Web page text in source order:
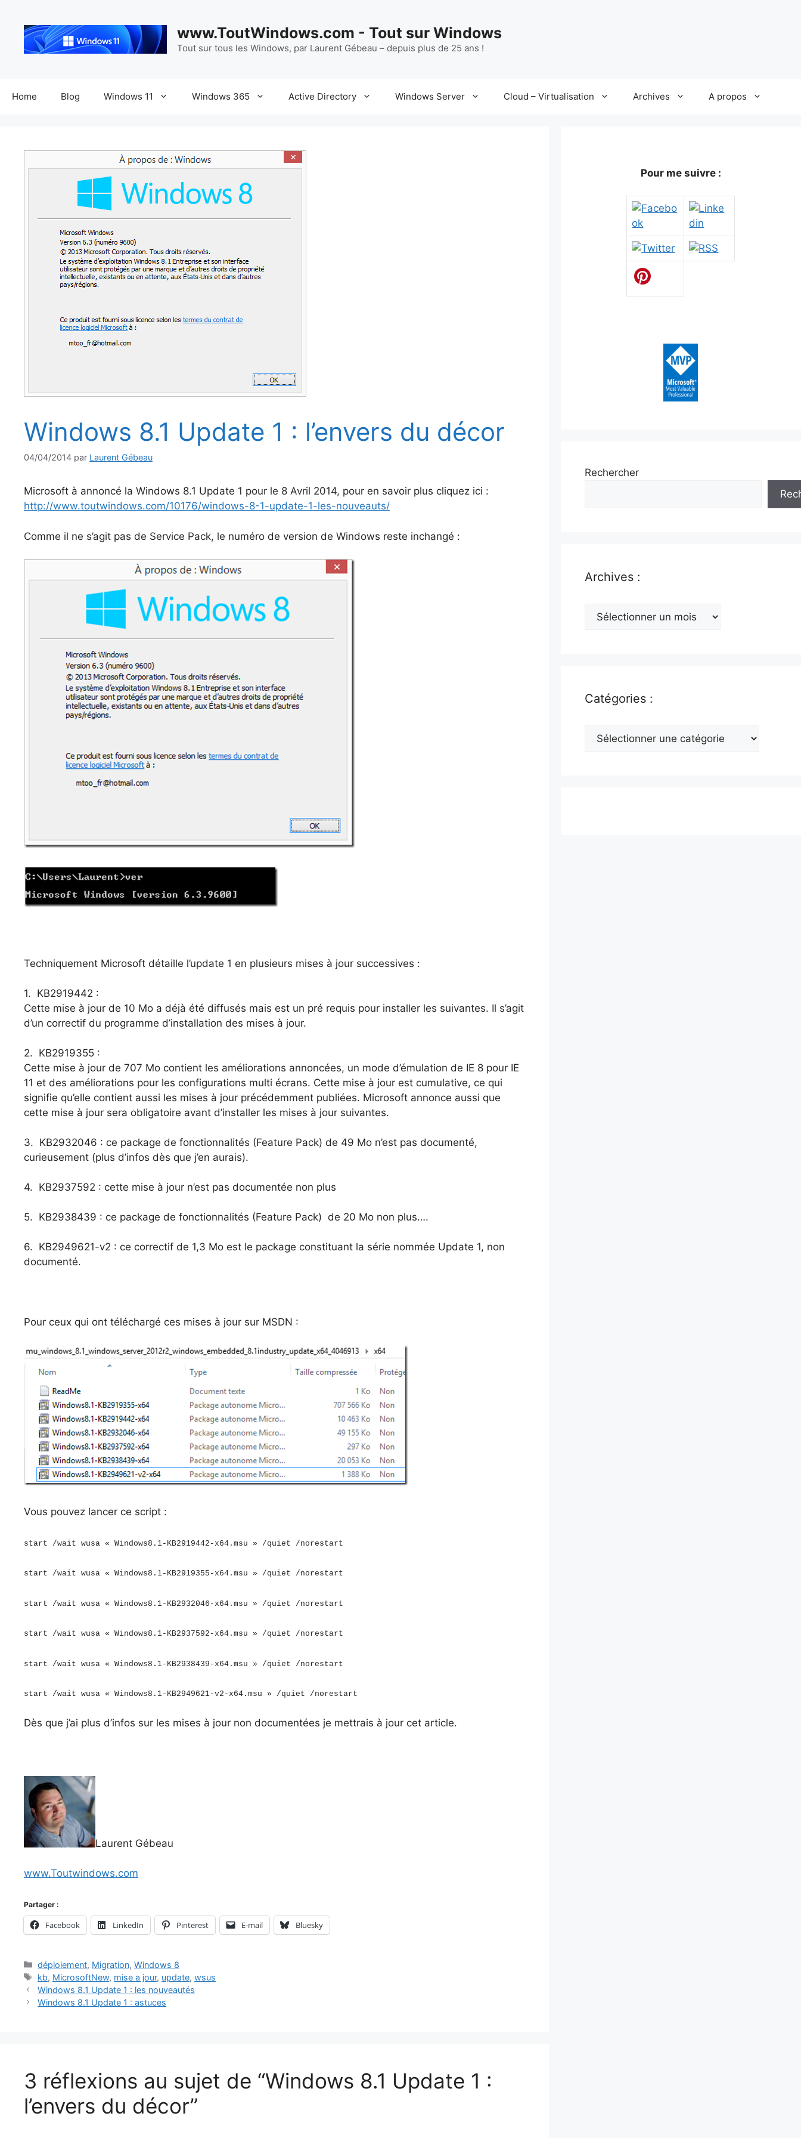
contenu
www.ToutWindows.com - Tout sur Windows
Tout sur tous les Windows, par Laurent Gébeau – depuis plus de 25 ans !
Home Blog Windows 11 Windows 365 Active Directory Windows Server Cloud – Virtualisation Archives A propos
Windows 8.1 Update 1 : l’envers du décor
04/04/2014 par Laurent Gébeau
Microsoft à annoncé la Windows 8.1 Update 1 pour le 8 Avril 2014, pour en savoir plus cliquez ici :
http://www.toutwindows.com/10176/windows-8-1-update-1-les-nouveauts/
Comme il ne s’agit pas de Service Pack, le numéro de version de Windows reste inchangé :
Techniquement Microsoft détaille l’update 1 en plusieurs mises à jour successives :
1. KB2919442 :
Cette mise à jour de 10 Mo a déjà été diffusés mais est un pré requis pour installer les suivantes. Il s’agit
d’un correctif du programme d’installation des mises à jour.
2. KB2919355 :
Cette mise à jour de 707 Mo contient les améliorations annoncées, un mode d’émulation de IE 8 pour IE
11 et des améliorations pour les configurations multi écrans. Cette mise à jour est cumulative, ce qui
signifie qu’elle contient aussi les mises à jour précédemment publiées. Microsoft annonce aussi que
cette mise à jour sera obligatoire avant d’installer les mises à jour suivantes.
3. KB2932046 : ce package de fonctionnalités (Feature Pack) de 49 Mo n’est pas documenté,
curieusement (plus d’infos dès que j’en aurais).
4. KB2937592 : cette mise à jour n’est pas documentée non plus
5. KB2938439 : ce package de fonctionnalités (Feature Pack) de 20 Mo non plus….
6. KB2949621-v2 : ce correctif de 1,3 Mo est le package constituant la série nommée Update 1, non
documenté.
Pour ceux qui ont téléchargé ces mises à jour sur MSDN :
Vous pouvez lancer ce script :
start /wait wusa « Windows8.1-KB2919442-x64.msu » /quiet /norestart
start /wait wusa « Windows8.1-KB2919355-x64.msu » /quiet /norestart
start /wait wusa « Windows8.1-KB2932046-x64.msu » /quiet /norestart
start /wait wusa « Windows8.1-KB2937592-x64.msu » /quiet /norestart
start /wait wusa « Windows8.1-KB2938439-x64.msu » /quiet /norestart
start /wait wusa « Windows8.1-KB2949621-v2-x64.msu » /quiet /norestart
Dès que j’ai plus d’infos sur les mises à jour non documentées je mettrais à jour cet article.
Laurent Gébeau
www.Toutwindows.com
Partager :
Facebook LinkedIn Pinterest E-mail Bluesky
Catégories
déploiement, Migration,Windows 8
Étiquettes
kb, MicrosoftNew, mise a jour, update,wsus
Windows 8.1 Update 1 : les nouveautés
Windows 8.1 Update 1 : astuces
3 réflexions au sujet de “Windows 8.1 Update 1 :
l’envers du décor”
Pour me suivre :
Rechercher
Archives :
Archives
Catégories :
Catégories